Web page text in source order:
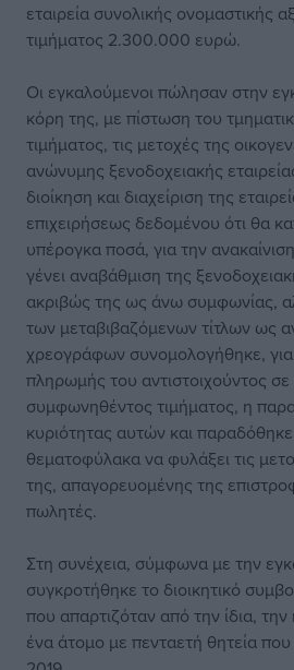
εταιρεία συνολικής ονομαστικής
τιμήματος 2.300.000 ευρώ.
Οι εγκαλούμενοι πώλησαν στην
κόρη της, με πίστωση του
τιμήματος, τις μετοχές της
ανώνυμης ξενοδοχειακής
διοίκηση και διαχείριση της
επιχειρήσεως δεδομένου ότι θα
υπέρογκα ποσά, για την
γένει αναβάθμιση της
ακριβώς της ως άνω συμφωνίας,
των μεταβιβαζόμενων τίτλων ως
χρεογράφων συνομολογήθηκε,
πληρωμής του αντιστοιχούντος
συμφωνηθέντος τιμήματος, η
κυριότητας αυτών και
θεματοφύλακα να φυλάξει τις
της, απαγορευομένης της
πωλητές.
Στη συνέχεια, σύμφωνα με την
συγκροτήθηκε το διοικητικό
που απαρτιζόταν από την ίδια,
ένα άτομο με πενταετή θητεία